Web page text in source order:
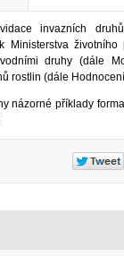
invazních
Ministerstva
druhy (dále
rostlin (dále
názorné příklady